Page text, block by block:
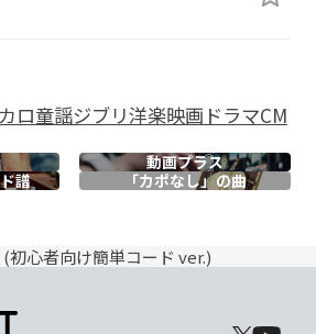
ロ童謡ジブリ洋楽映画ドラマCM
動画プラス
譜 「カポなし」の曲
初心者向け簡単コード ver.)